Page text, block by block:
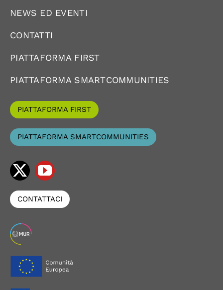
NEWS ED EVENTI
CONTATTI
PIATTAFORMA FIRST
PIATTAFORMA SMARTCOMMUNITIES
PIATTAFORMA FIRST
PIATTAFORMA SMARTCOMMUNITIES
CONTATTACI